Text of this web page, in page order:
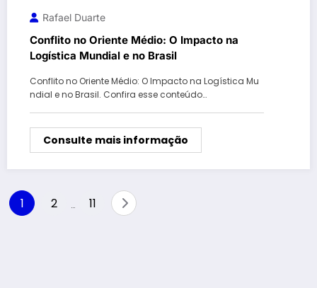
Rafael Duarte
Conflito no Oriente Médio: O Impacto na
Logística Mundial e no Brasil
Conflito no Oriente Médio: O Impacto na Logística Mu
ndial e no Brasil. Confira esse conteúdo…
Consulte mais informação
Paginação
1 2 11